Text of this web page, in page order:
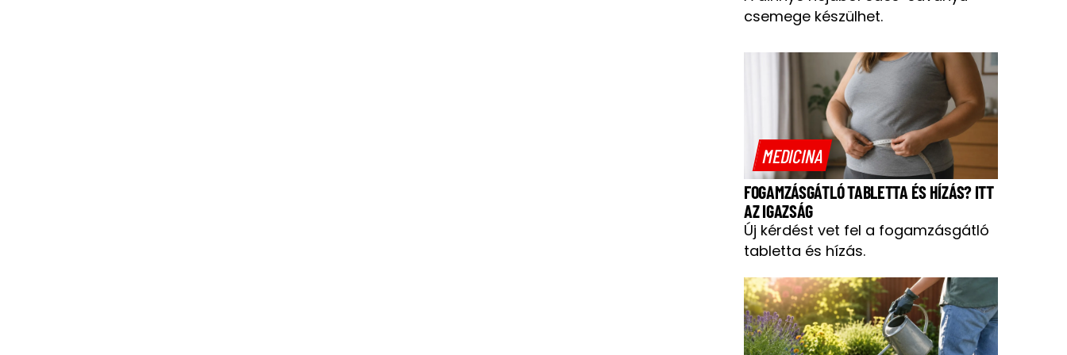
csemege készülhet.
MEDICINA
FOGAMZÁSGÁTLÓ TABLETTA ÉS HÍZÁS? ITT
AZ IGAZSÁG
Új kérdést vet fel a fogamzásgátló
tabletta és hízás.